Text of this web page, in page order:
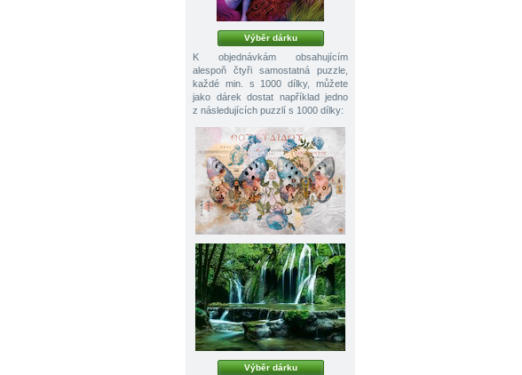
Výběr dárku
K objednávkám obsahujícím
alespoň čtyři samostatná puzzle,
každé min. s 1000 dílky, můžete
jako dárek dostat například jedno
z následujících puzzlí s 1000 dílky:
Výběr dárku